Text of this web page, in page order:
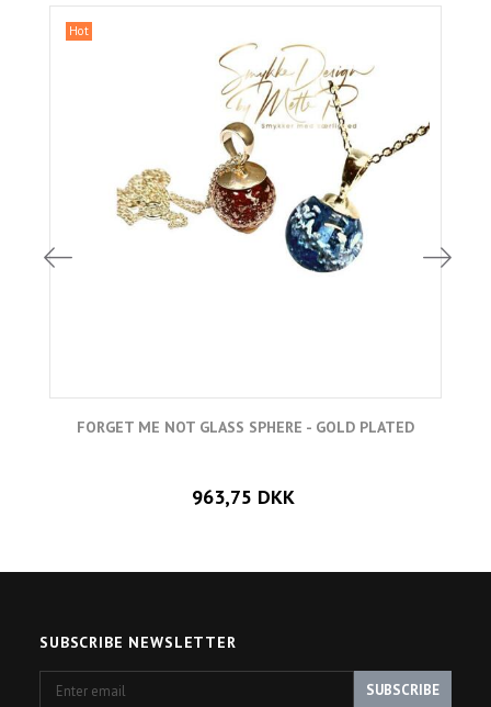
Hot
FORGET ME NOT GLASS SPHERE - GOLD PLATED
963,75 DKK
SUBSCRIBE NEWSLETTER
email
SUBSCRIBE